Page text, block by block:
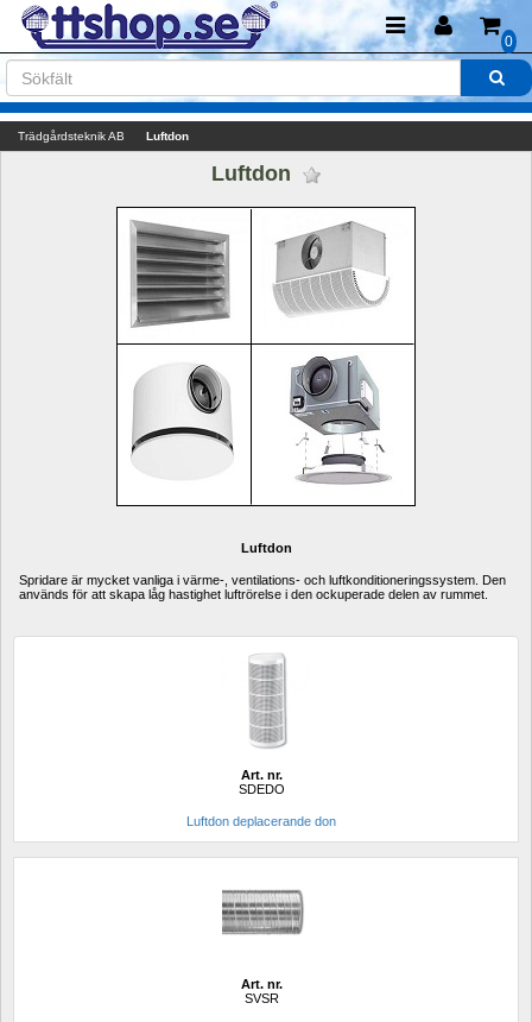
0
Trädgårdsteknik AB Luftdon
Luftdon
Luftdon
Spridare är mycket vanliga i värme-, ventilations- och luftkonditioneringssystem. Den
används för att skapa låg hastighet luftrörelse i den ockuperade delen av rummet.
Art. nr.
SDEDO
Luftdon deplacerande don
Art. nr.
SVSR